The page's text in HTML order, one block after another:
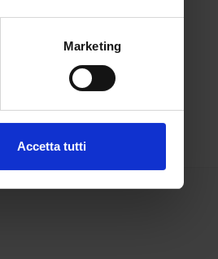
metro,Marketing
Accetta tutti